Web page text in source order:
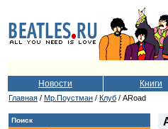
Новости Книги
Главная / Мр.Поустман / Клуб / ARoad
Поиск